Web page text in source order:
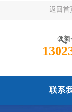
返回首
全国
联系